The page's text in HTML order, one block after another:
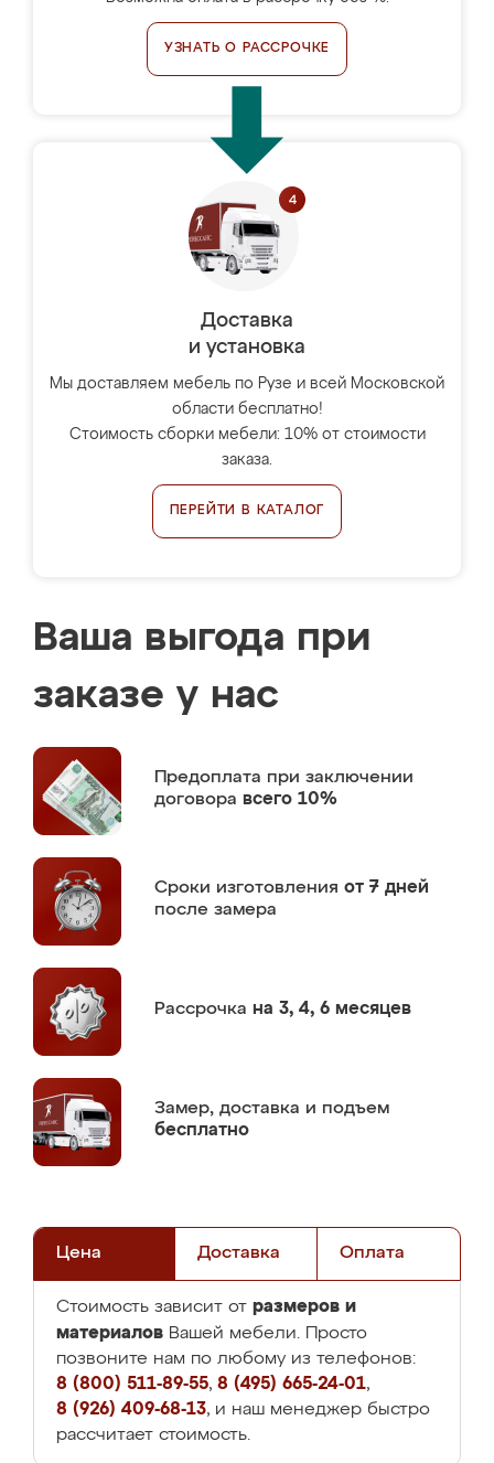
УЗНАТЬ О РАССРОЧКЕ
Доставка
и установка
Мы доставляем мебель по Рузе и всей Московской
области бесплатно!
Стоимость сборки мебели: 10% от стоимости
заказа.
ПЕРЕЙТИ В КАТАЛОГ
Ваша выгода при
заказе у нас
Предоплата при заключении
договора всего 10%
Сроки изготовления от 7 дней
после замера
Рассрочка на 3, 4, 6 месяцев
Замер, доставка и подъем
бесплатно
Цена Доставка Оплата
Стоимость зависит от размеров и
материалов Вашей мебели. Просто
позвоните нам по любому из телефонов:
8 (800) 511-89-55, 8 (495) 665-24-01,
8 (926) 409-68-13, и наш менеджер быстро
рассчитает стоимость.